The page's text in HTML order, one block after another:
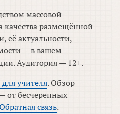
массовой
размещённой
её актуальности,
— в вашем
Аудитория — 12+.
учителя. Обзор
от бесчерепных
связь.